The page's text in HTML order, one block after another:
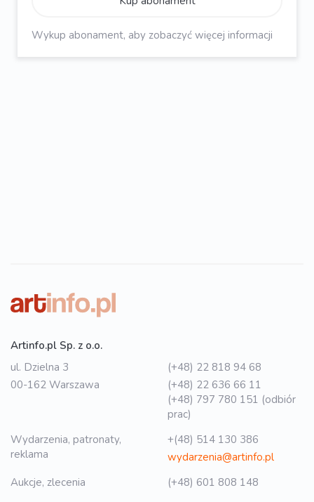
Wykup abonament, aby zobaczyć więcej informacji
Artinfo.pl Sp. z o.o.
ul. Dzielna 3
00-162 Warszawa
(+48) 22 818 94 68
(+48) 22 636 66 11
(+48) 797 780 151 (odbiór
prac)
Wydarzenia, patronaty,
reklama
+(48) 514 130 386
wydarzenia@artinfo.pl
Aukcje, zlecenia
(+48) 601 808 148